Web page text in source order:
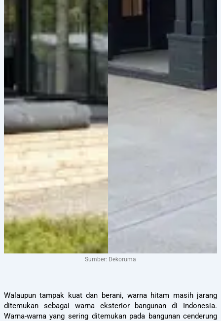
Sumber: Dekoruma
Walaupun tampak kuat dan berani, warna hitam masih jarang
ditemukan sebagai warna eksterior bangunan di Indonesia.
Warna-warna yang sering ditemukan pada bangunan cenderung